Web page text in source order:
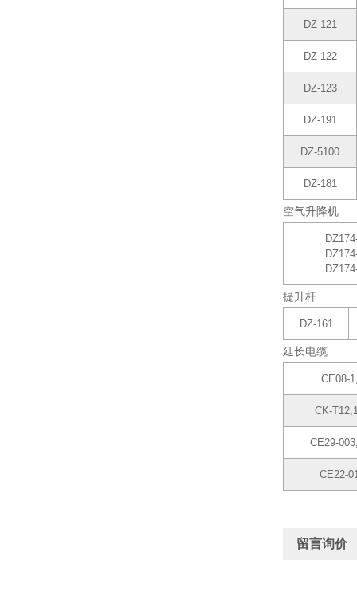
DZ-121
DZ-122
DZ-123
DZ-191
DZ-5100
DZ-181
空气升降机
提升杆
DZ-161
延长电缆
CE08-
CK-
CE29-
CE22-
留言询价